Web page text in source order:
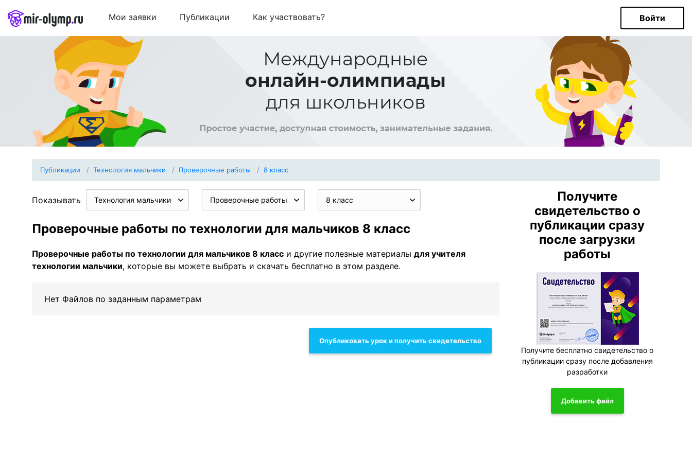
Мои заявки Публикации Как участвовать? Войти
Публикации Технология мальчики Проверочные работы 8 класс
Показывать Технология мальчики Проверочные работы 8 класс
Проверочные работы по технологии для мальчиков 8 класс
Проверочные работы по технологии для мальчиков 8 класс и другие полезные материалы для учителя
технологии мальчики, которые вы можете выбрать и скачать бесплатно в этом разделе.
Нет Файлов по заданным параметрам
Опубликовать урок и получить свидетельство
Получите
свидетельство о
публикации сразу
после загрузки
работы
Получите бесплатно свидетельство о
публикации сразу после добавления
разработки
Добавить файл